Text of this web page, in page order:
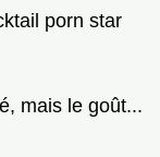
porn star
mais le goût...